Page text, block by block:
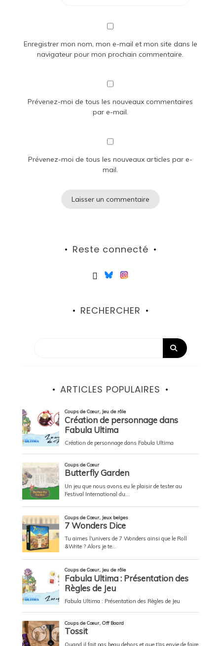
Enregistrer mon nom, mon e-mail et mon site dans le
navigateur pour mon prochain commentaire.
Prévenez-moi de tous les nouveaux commentaires
par e-mail.
Prévenez-moi de tous les nouveaux articles par e-
mail.
Reste connecté
RECHERCHER
ARTICLES POPULAIRES